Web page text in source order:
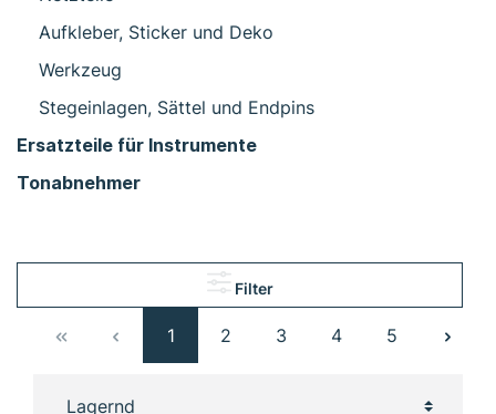
Aufkleber, Sticker und Deko
Werkzeug
Stegeinlagen, Sättel und Endpins
Ersatzteile für Instrumente
Tonabnehmer
Filter
1 2 3 4 5